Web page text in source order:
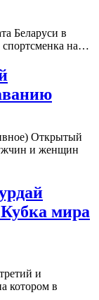
Беларуси в
спортсменка на…
Открытый
и женщин
Кубка мира
и
котором в